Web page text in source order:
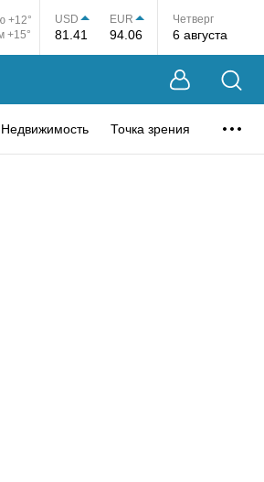
+12°
+15°
USD
81.41
EUR
94.06
Четверг
6 августа
Недвижимость Точка зрения